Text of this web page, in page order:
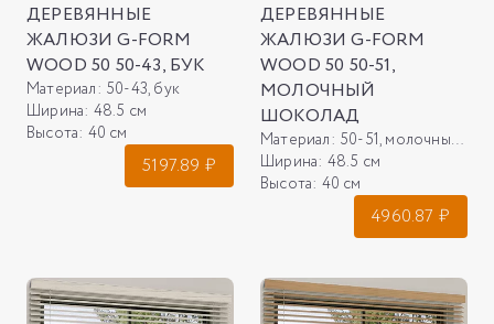
ДЕРЕВЯННЫЕ
ЖАЛЮЗИ G-FORM
WOOD 50 50-43, БУК
Материал: 50-43, бук
Ширина: 48.5 см
Высота: 40 см
5197.89 ₽
ДЕРЕВЯННЫЕ
ЖАЛЮЗИ G-FORM
WOOD 50 50-51,
МОЛОЧНЫЙ
ШОКОЛАД
Материал: 50-51, молочный шоколад
Ширина: 48.5 см
Высота: 40 см
4960.87 ₽